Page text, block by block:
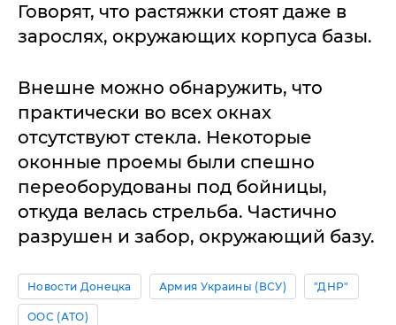
Говорят, что растяжки стоят даже в
зарослях, окружающих корпуса базы.
Внешне можно обнаружить, что
практически во всех окнах
отсутствуют стекла. Некоторые
оконные проемы были спешно
переоборудованы под бойницы,
откуда велась стрельба. Частично
разрушен и забор, окружающий базу.
Новости Донецка Армия Украины (ВСУ) "ДНР"
ООС (АТО)